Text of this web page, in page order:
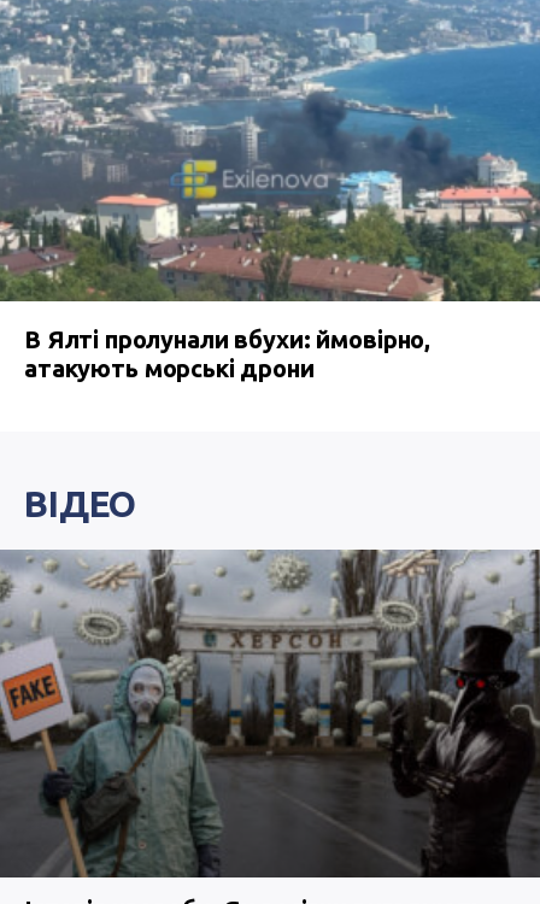
В Ялті пролунали вбухи: ймовірно,
атакують морські дрони
ВІДЕО